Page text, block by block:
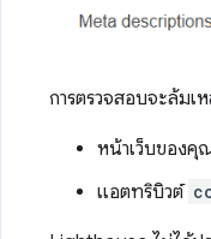
การตรวจสอบจะล้ม
หน้าเว็บของคุ
แอตทริบิวต์